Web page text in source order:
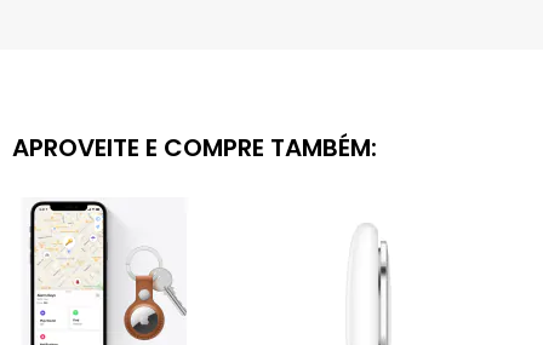
APROVEITE E COMPRE TAMBÉM: